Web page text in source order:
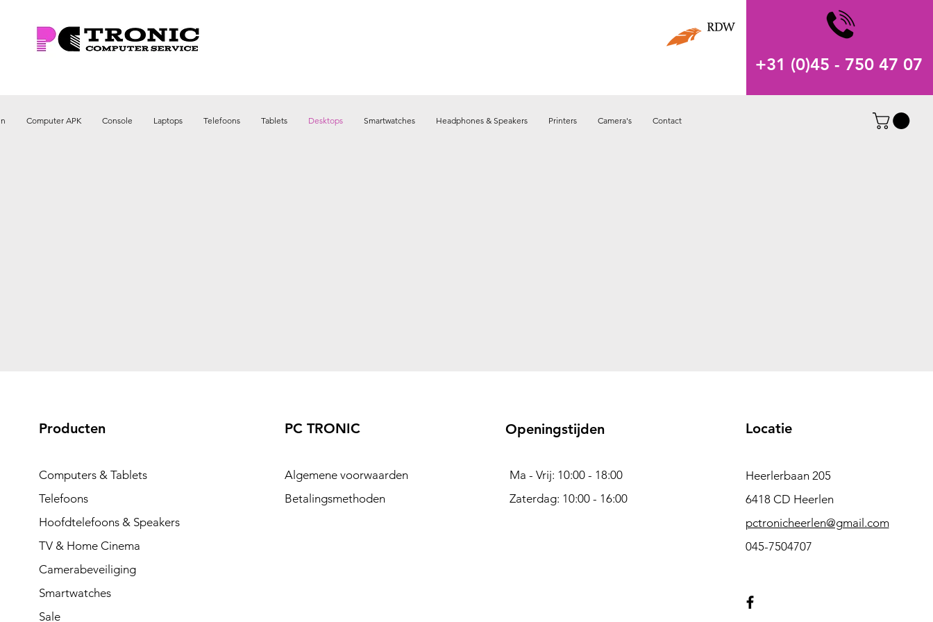
+31 (0)45 - 750 47 07
Computer APK Console Laptops Telefoons Tablets Desktops Smartwatches Headphones & Speakers Printers Camera's Contact
Producten
Computers & Tablets
Telefoons
Hoofdtelefoons & Speakers
TV & Home Cinema
Camerabeveiliging
Smartwatches
Sale
PC TRONIC
Algemene voorwaarden
Betalingsmethoden
Openingstijden
Ma - Vrij: 10:00 - 18:00
Zaterdag: 10:00 - 16:00
Locatie
Heerlerbaan 205
6418 CD Heerlen
pctronicheerlen@gmail.com
045-7504707